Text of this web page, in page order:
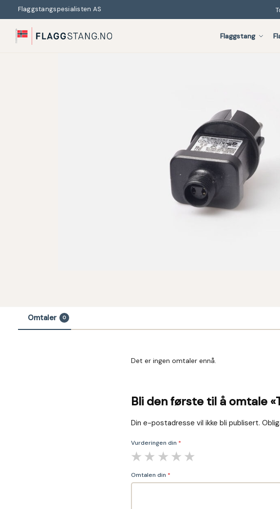
Flaggstangspesialisten AS
Flaggstang
Search
Omtaler 0
Det er ingen omtaler ennå.
Bli den første til å omtale
Din e-postadresse vil ikke bli publisert.
Vurderingen din *
Omtalen din *